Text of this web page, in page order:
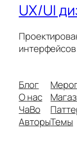
UX/UI
интерфейсов
Блог
О нас
ЧаВо
АвторыТемы